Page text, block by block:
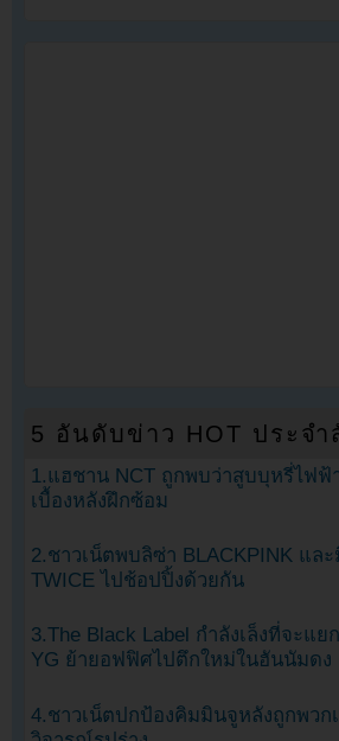
5 อันดับข่าว HOT ประจำ
1.แฮชาน NCT ถูกพบว่าสูบบุหรี่ไฟฟ้
เบื้องหลังฝึกซ้อม
2.ชาวเน็ตพบลิซ่า BLACKPINK และ
TWICE ไปช้อปปิ้งด้วยกัน
3.The Black Label กำลังเล็งที่จะแย
YG ย้ายอฟฟิศไปตึกใหม่ในฮันนัมดง
4.ชาวเน็ตปกป้องคิมมินจูหลังถูกพวก